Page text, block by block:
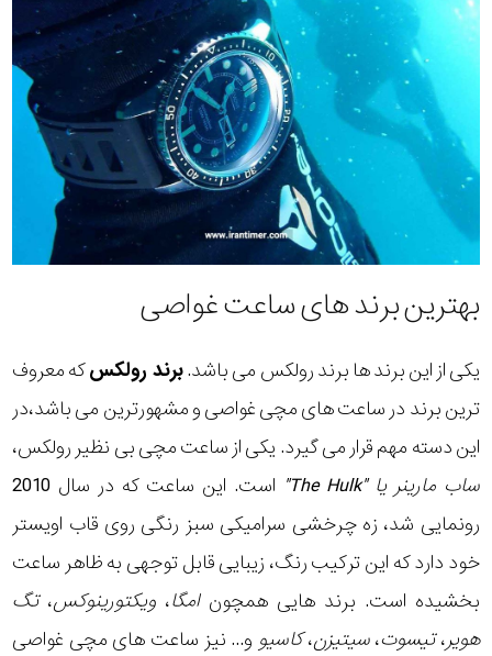
بهترین برند های ساعت غواصی
یکی از این برند ها برند رولکس می باشد.برند رولکسکه معروف
ترین برند در ساعت های مچی غواصی و مشهورترین می باشد،در
این دسته مهم قرار می گیرد. یکی از ساعت مچی بی نظیر رولکس،
ساب مارینر یا "The Hulk"
است. این ساعت که در سال 2010
رونمایی شد، زه چرخشی سرامیکی سبز رنگی روی قاب اویستر
خود دارد که این ترکیب رنگ، زیبایی قابل توجهی به ظاهر ساعت
بخشیده است. برند هایی همچونامگا، ویکتورینوکس، تگ
هویر،تیسوت،سیتیزن،کاسیو و... نیز ساعت های مچی غواصی